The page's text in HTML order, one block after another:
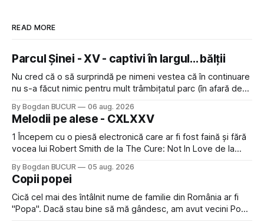
READ MORE
Parcul Șinei - XV - captivi în largul... bălții
Nu cred că o să surprindă pe nimeni vestea că în continuare
nu s-a făcut nimic pentru mult trâmbițatul parc (în afară de
timp pui și latră prin gard la lumea care trece prin zonă). Am
avut, în schimb, o belea
By Bogdan BUCUR 06 aug. 2026
Melodii pe alese - CXLXXV
1 Începem cu o piesă electronică care ar fi fost faină și fără
vocea lui Robert Smith de la The Cure: Not In Love de la
a dovedit că jumătatea masculină a acelui duo era cam
dubioasă...) 2. Băgăm la
By Bogdan BUCUR 05 aug. 2026
Copii popei
Cică cel mai des întâlnit nume de familie din România ar fi
"Popa". Dacă stau bine să mă gândesc, am avut vecini Popa